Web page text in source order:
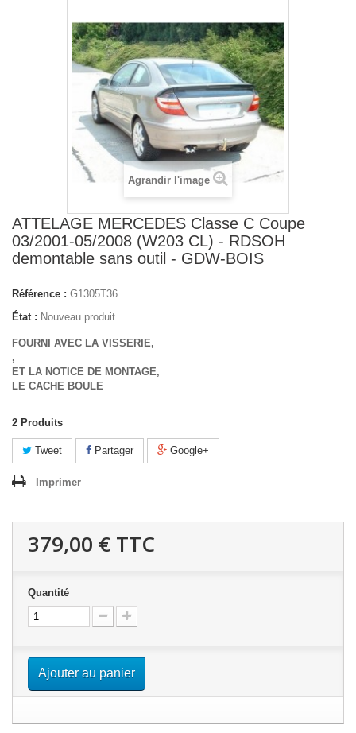
Agrandir l'image
ATTELAGE MERCEDES Classe C Coupe
03/2001-05/2008 (W203 CL) - RDSOH
demontable sans outil - GDW-BOIS
Référence : G1305T36
État : Nouveau produit
FOURNI AVEC LA VISSERIE,
,
ET LA NOTICE DE MONTAGE,
LE CACHE BOULE
2 Produits
Tweet Partager Google+
Imprimer
379,00 € TTC
Quantité
Ajouter au panier